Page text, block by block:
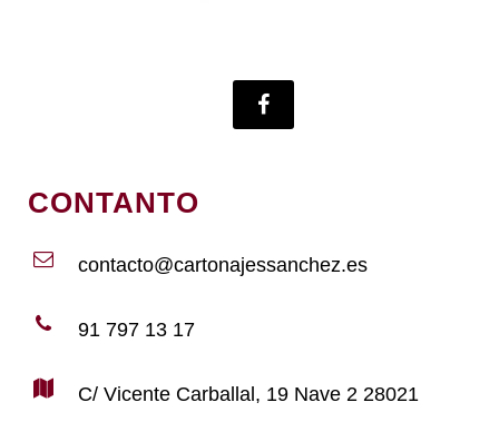
CONTANTO
contacto@cartonajessanchez.es
91 797 13 17
C/ Vicente Carballal, 19 Nave 2 28021